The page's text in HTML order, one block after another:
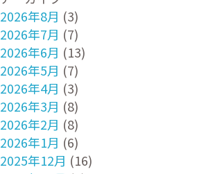
2026年8月 (3)
2026年7月 (7)
2026年6月 (13)
2026年5月 (7)
2026年4月 (3)
2026年3月 (8)
2026年2月 (8)
2026年1月 (6)
2025年12月 (16)